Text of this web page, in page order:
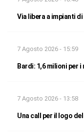
Via libera a impianti
7 Agosto 2026 - 15:59
Bardi: 1,6 milioni per
7 Agosto 2026 - 13:58
Una call per il logo